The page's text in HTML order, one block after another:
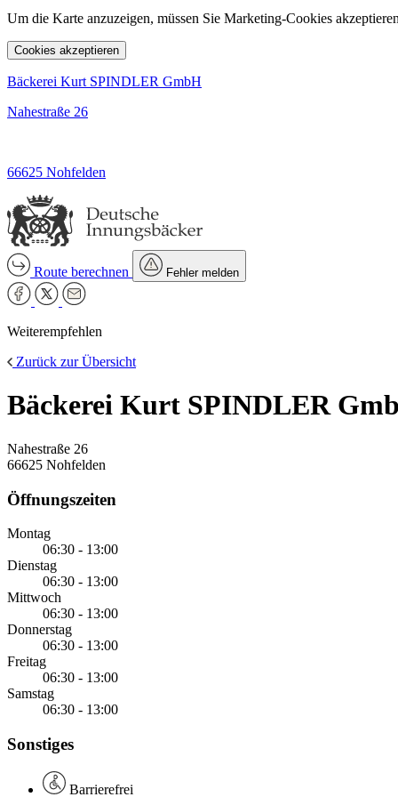
Um die Karte anzuzeigen, müssen Sie Marketing-Cookies
Cookies akzeptieren
Bäckerei Kurt SPINDLER GmbH
Nahestraße 26
66625 Nohfelden
Route berechnen Fehler melden
Weiterempfehlen
Zurück zur Übersicht
Bäckerei Kurt SPINDLER
Nahestraße 26
66625 Nohfelden
Öffnungszeiten
Montag
06:30 - 13:00
Dienstag
06:30 - 13:00
Mittwoch
06:30 - 13:00
Donnerstag
06:30 - 13:00
Freitag
06:30 - 13:00
Samstag
06:30 - 13:00
Sonstiges
Barrierefrei